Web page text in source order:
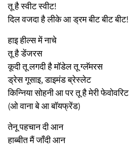
तू है स्वीट स्वीट!
दिल वजदा है लीके आ ड्रम बीट बीट बीट!
हाइ हील्स में नाचे
तू है डेंजरस
कूदी तू लगदी है मॉडेल तू ग्लॅमरस
ड्रेस गूसाइ, डाइमंड ब्रेस्लेट
किन्निया सोहनी आ पर तू है मेरी फेवोवरिट
(ओ वाना बे आ बॉयफ्रेंड)
तेनू पहचान दी आन
हाब्बीत मैं जाँदी आन